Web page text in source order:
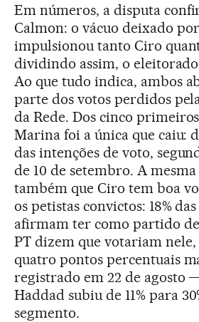
Em números, a disputa
Calmon: o vácuo deixado
impulsionou tanto Ciro
dividindo assim, o
Ao que tudo indica, ambos
parte dos votos perdidos
da Rede. Dos cinco
Marina foi a única que caiu:
das intenções de voto,
de 10 de setembro. A
também que Ciro tem boa
os petistas convictos: 18%
afirmam ter como partido
PT dizem que votariam
quatro pontos percentuais
registrado em 22 de agosto
Haddad subiu de 11% para
segmento.